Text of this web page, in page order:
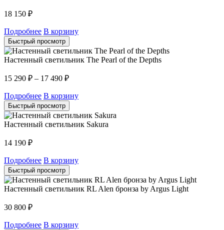
18 150 ₽
Подробнее В корзину
Быстрый просмотр
Настенный светильник The Pearl of the Depths
15 290 ₽ – 17 490 ₽
Подробнее В корзину
Быстрый просмотр
Настенный светильник Sakura
14 190 ₽
Подробнее В корзину
Быстрый просмотр
Настенный светильник RL Alen бронза by Argus Light
30 800 ₽
Подробнее В корзину